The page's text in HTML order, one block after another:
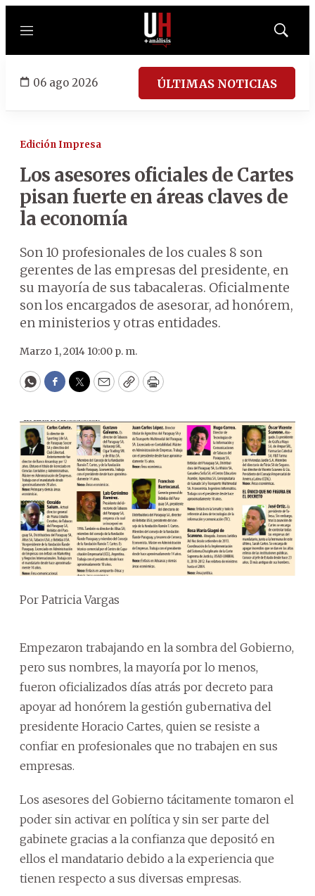
Menú
Mostrar
06 ago 2026 ÚLTIMAS NOTICIAS
Edición Impresa
Los asesores oficiales de Cartes
pisan fuerte en áreas claves de
la economía
Son 10 profesionales de los cuales 8 son
gerentes de las empresas del presidente, en
su mayoría de sus tabacaleras. Oficialmente
son los encargados de asesorar, ad honórem,
en ministerios y otras entidades.
Marzo 1, 2014 10:00 p. m.
WhatsApp
Facebook
Twitter
EmailCopyPrint
Por Patricia Vargas
Empezaron trabajando en la sombra del Gobierno,
pero sus nombres, la mayoría por lo menos,
fueron oficializados días atrás por decreto para
apoyar ad honórem la gestión gubernativa del
presidente Horacio Cartes, quien se resiste a
confiar en profesionales que no trabajen en sus
empresas.
Los asesores del Gobierno tácitamente tomaron el
poder sin activar en política y sin ser parte del
gabinete gracias a la confianza que depositó en
ellos el mandatario debido a la experiencia que
tienen respecto a sus diversas empresas.